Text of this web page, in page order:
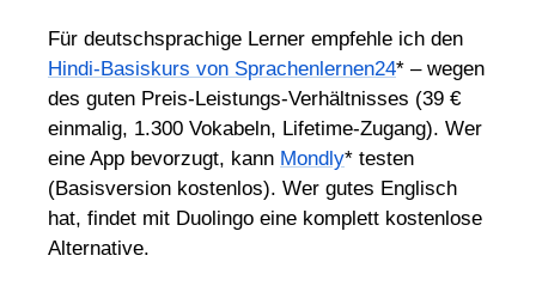
Für deutschsprachige Lerner empfehle ich den
Hindi-Basiskurs von Sprachenlernen24* – wegen
des guten Preis-Leistungs-Verhältnisses (39 €
einmalig, 1.300 Vokabeln, Lifetime-Zugang). Wer
eine App bevorzugt, kann Mondly* testen
(Basisversion kostenlos). Wer gutes Englisch
hat, findet mit Duolingo eine komplett kostenlose
Alternative.